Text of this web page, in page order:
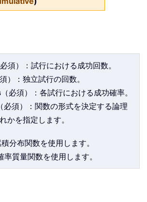
必須）：試行における成功回数。
須）：独立試行の回数。
（必須）：各試行における成功確率。
（必須）：関数の形式を決定する論理
かを指定します。
積分布関数を使用します。
率質量関数を使用します。